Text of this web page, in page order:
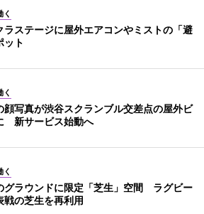
く
ラステージに屋外エアコンやミストの「避
ット
く
顔写真が渋谷スクランブル交差点の屋外ビ
新サービス始動へ
く
グラウンドに限定「芝生」空間 ラグビー
戦の芝生を再利用